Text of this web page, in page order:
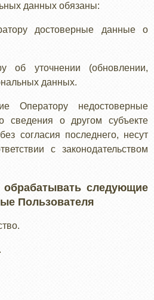
данных обязаны:
достоверные данные о
об уточнении (обновлении,
данных.
Оператору недостоверные
сведения о другом субъекте
согласия последнего, несут
с законодательством
следующие
Пользователя